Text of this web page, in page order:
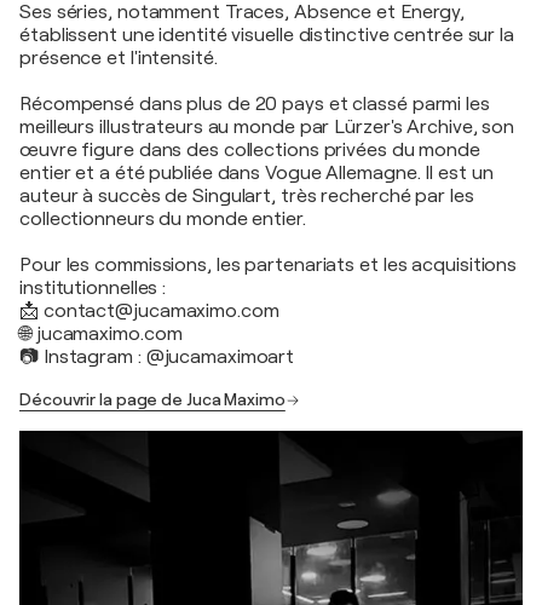
Ses séries, notamment Traces, Absence et Energy,
établissent une identité visuelle distinctive centrée sur la
présence et l'intensité.
Récompensé dans plus de 20 pays et classé parmi les
meilleurs illustrateurs au monde par Lürzer's Archive, son
œuvre figure dans des collections privées du monde
entier et a été publiée dans Vogue Allemagne. Il est un
auteur à succès de Singulart, très recherché par les
collectionneurs du monde entier.
Pour les commissions, les partenariats et les acquisitions
institutionnelles :
📩 contact@jucamaximo.com
🌐 jucamaximo.com
📷 Instagram : @jucamaximoart
Découvrir la page de Juca Maximo